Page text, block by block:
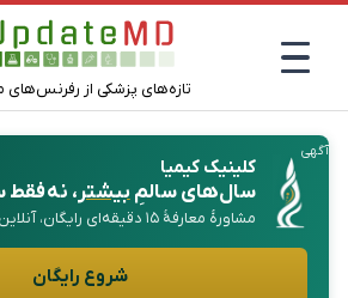
تازه‌های پزشکی از رفرنس‌های
آگهی
کلینیک کیمیا
سال‌های سالمِبیشتر، نه
مشاورهٔ معارفهٔ ۱۵ دقیقه‌ای رایگان، آنلاین
شروع رایگان